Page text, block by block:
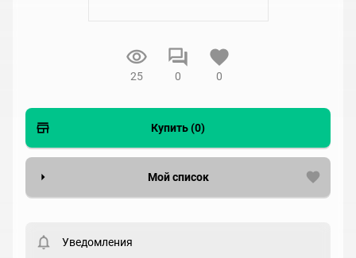
25 0 0
Купить (0)
Мой список
Статус
Уведомления